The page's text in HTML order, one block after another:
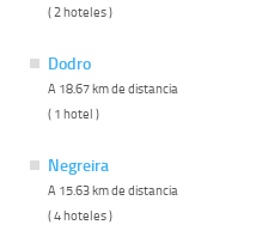
( 2 hoteles )
Dodro
A 18.67 km de distancia
( 1 hotel )
Negreira
A 15.63 km de distancia
( 4 hoteles )